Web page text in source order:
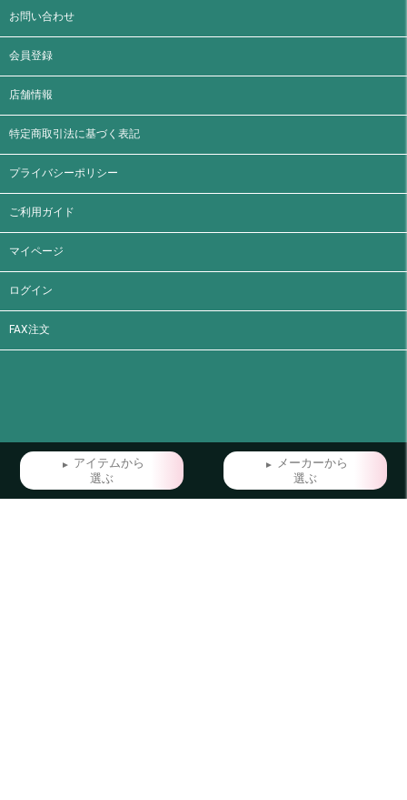
お問い合わせ
会員登録
店舗情報
特定商取引法に基づく表記
プライバシーポリシー
ご利用ガイド
マイページ
ログイン
FAX注文
アイテムから
選ぶ
メーカーから
選ぶ